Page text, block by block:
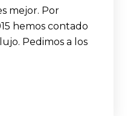
mejor. Por
hemos contado
Pedimos a los